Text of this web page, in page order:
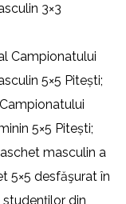
3×3
Campionatului
5×5 Pitești;
5×5 Pitești;
masculin a
5×5 desfăşurat în
din